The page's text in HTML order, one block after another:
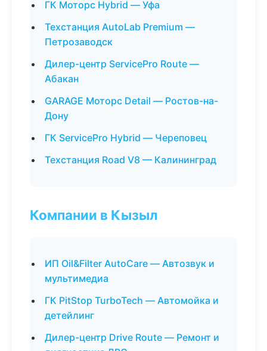
ГК Моторс Hybrid — Уфа
Техстанция AutoLab Premium —
Петрозаводск
Дилер-центр ServicePro Route —
Абакан
GARAGE Моторс Detail — Ростов-на-
Дону
ГК ServicePro Hybrid — Череповец
Техстанция Road V8 — Калининград
Компании в Кызыл
ИП Oil&Filter AutoCare — Автозвук и
мультимедиа
ГК PitStop TurboTech — Автомойка и
детейлинг
Дилер-центр Drive Route — Ремонт и